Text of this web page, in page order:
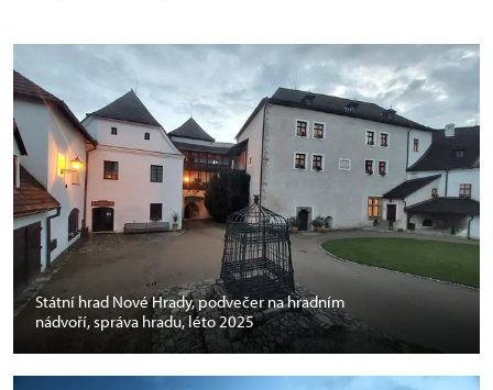
Státní hrad Nové Hrady, podvečer na hradním
nádvoří, správa hradu, léto 2025